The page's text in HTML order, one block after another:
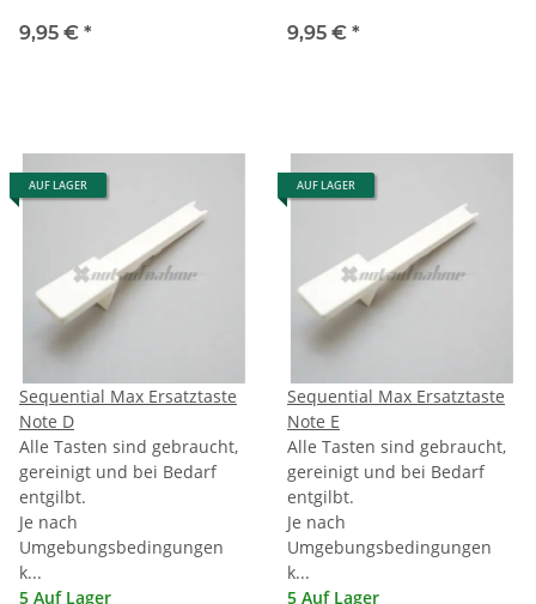
9,95 € *
9,95 € *
AUF LAGER
Sequential Max Ersatztaste
Note D
Alle Tasten sind gebraucht,
gereinigt und bei Bedarf
entgilbt.
Je nach
Umgebungsbedingungen
k...
5 Auf Lager
AUF LAGER
Sequential Max Ersatztaste
Note E
Alle Tasten sind gebraucht,
gereinigt und bei Bedarf
entgilbt.
Je nach
Umgebungsbedingungen
k...
5 Auf Lager